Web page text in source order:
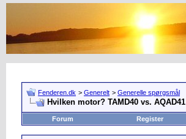
Fenderen.dk > Generelt > Generelle spørgsmål
Hvilken motor? TAMD40 vs. AQAD41
Forum Register